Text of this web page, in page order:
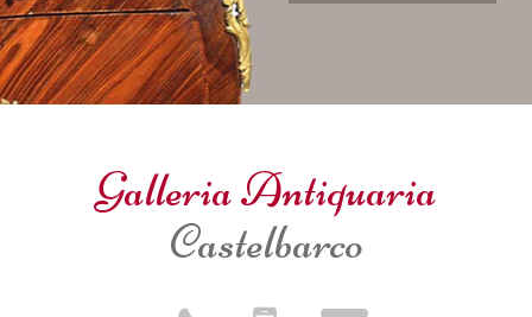
Galleria Antiquaria
Castelbarco